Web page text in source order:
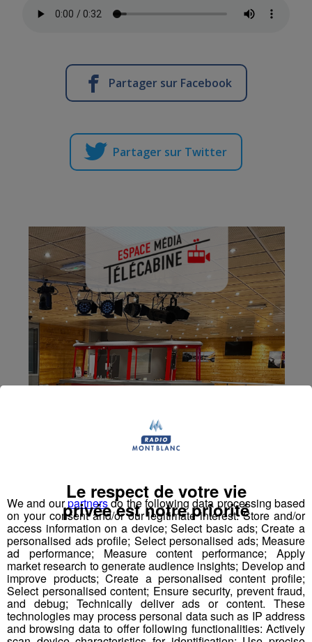
Partager sur Facebook
Partager sur Twitter
We and ourpartnersdo the following data processing based
on your consent and/or our legitimate interest: Store and/or
access information on a device; Select basic ads; Create a
personalised ads profile; Select personalised ads; Measure
ad performance; Measure content performance; Apply
market research to generate audience insights; Develop and
improve products; Create a personalised content profile;
Select personalised content; Ensure security, prevent fraud,
and debug; Technically deliver ads or content. These
technologies may process personal data such as IP address
and browsing data to offer following functionalities: Actively
Le respect de votre vie
privée est notre priorité